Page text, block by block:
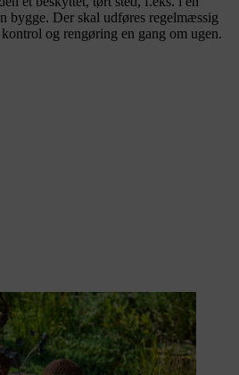
bygge. Der skal udføres regelmæssig
og rengøring en gang om ugen.